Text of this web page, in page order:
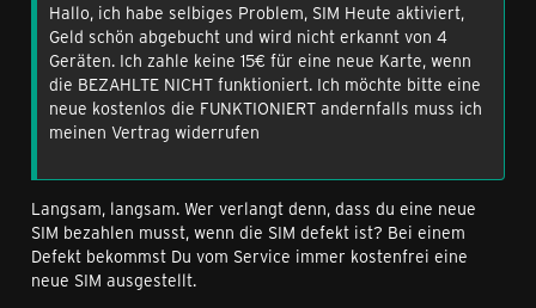
Hallo, ich habe selbiges Problem, SIM Heute aktiviert,
Geld schön abgebucht und wird nicht erkannt von 4
Geräten. Ich zahle keine 15€ für eine neue Karte, wenn
die BEZAHLTE NICHT funktioniert. Ich möchte bitte eine
neue kostenlos die FUNKTIONIERT andernfalls muss ich
meinen Vertrag widerrufen
Langsam, langsam. Wer verlangt denn, dass du eine neue
SIM bezahlen musst, wenn die SIM defekt ist? Bei einem
Defekt bekommst Du vom Service immer kostenfrei eine
neue SIM ausgestellt.